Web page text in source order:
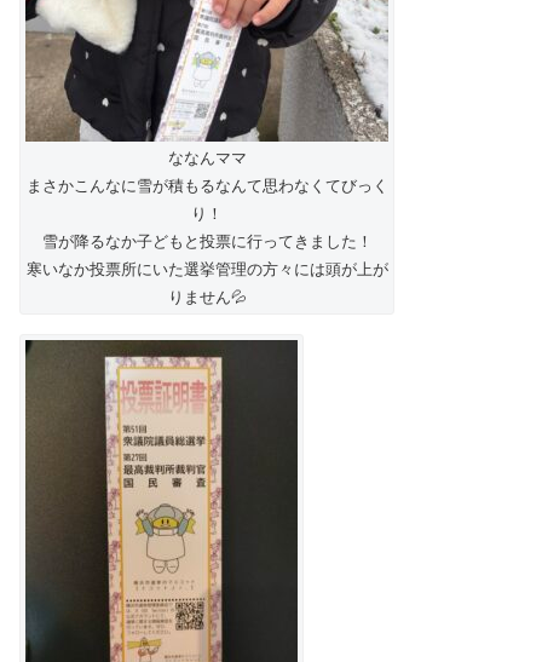
ななんママ
まさかこんなに雪が積もるなんて思わなくてびっく
り！
雪が降るなか子どもと投票に行ってきました！
寒いなか投票所にいた選挙管理の方々には頭が上が
りません💦